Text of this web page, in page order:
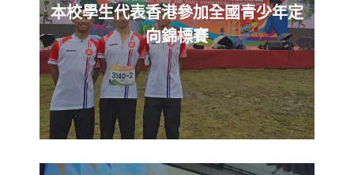
本校學生代表香港參加全國青少年定
向錦標賽